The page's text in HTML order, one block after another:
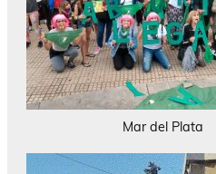
Mar del Plata